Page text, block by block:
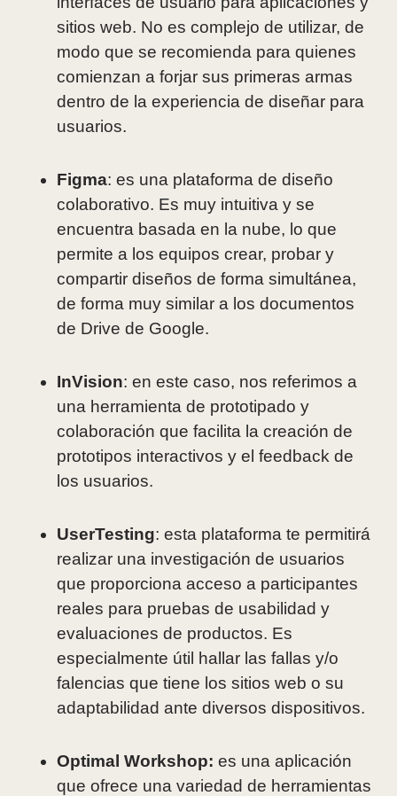
sitios web. No es complejo de utilizar, de
modo que se recomienda para quienes
comienzan a forjar sus primeras armas
dentro de la experiencia de diseñar para
usuarios.
Figma: es una plataforma de diseño
colaborativo. Es muy intuitiva y se
encuentra basada en la nube, lo que
permite a los equipos crear, probar y
compartir diseños de forma simultánea,
de forma muy similar a los documentos
de Drive de Google.
InVision: en este caso, nos referimos a
una herramienta de prototipado y
colaboración que facilita la creación de
prototipos interactivos y el feedback de
los usuarios.
UserTesting: esta plataforma te permitirá
realizar una investigación de usuarios
que proporciona acceso a participantes
reales para pruebas de usabilidad y
evaluaciones de productos. Es
especialmente útil hallar las fallas y/o
falencias que tiene los sitios web o su
adaptabilidad ante diversos dispositivos.
Optimal Workshop: es una aplicación
que ofrece una variedad de herramientas